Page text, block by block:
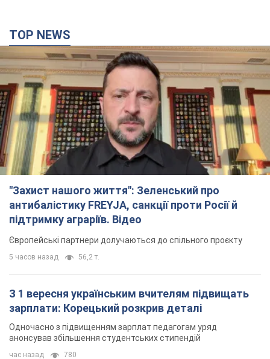
"Захист нашого життя": Зеленський про
антибалістику FREYJA, санкції проти Росії й
підтримку аграріїв. Відео
Європейські партнери долучаються до спільного проєкту
5 часов назад 56,2 т.
З 1 вересня українським вчителям підвищать
зарплати: Корецький розкрив деталі
Одночасно з підвищенням зарплат педагогам уряд
час назад
"Нам теж вони потрібні": Трамп відповів на
ракет для Patriot
34 минуты назад 186